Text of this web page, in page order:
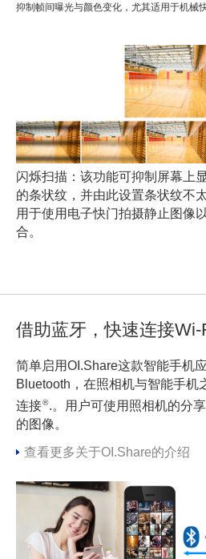
抑制帧间曝光与颜色变化，尤其适用于机械
闪烁扫描：该功能可抑制屏幕上
的条状纹，并由此设置条状纹不
用于使用电子快门拍摄静止图像
合。
借助蓝牙，快速连接Wi-
简单启用OI.Share这款智能手机
Bluetooth，在照相机与智能手机
连接®.。用户可使用照相机的分
的图像。
查看更多关于OI.Share的介绍